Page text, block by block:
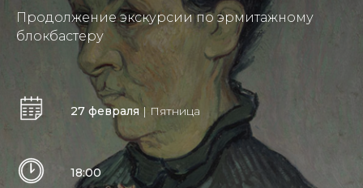
Продолжение экскурсии по эрмитажному
блокбастеру
27 февраля | Пятница
18:00